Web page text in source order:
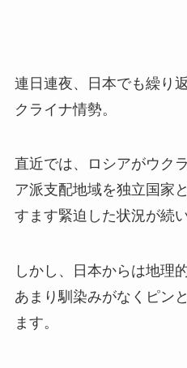
連日連夜、日本でも繰り
クライナ情勢。
直近では、ロシアがウク
ア派支配地域を独立国家
すます緊迫した状況が続
しかし、日本からは地理
あまり馴染みがなくピン
ます。